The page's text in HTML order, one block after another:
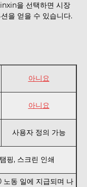
을 선택하면 시장
을 얻을 수 있습니다.
아니요
아니요
사용자 정의 가능
핑, 스크린 인쇄
노동 일에 지급되며 나